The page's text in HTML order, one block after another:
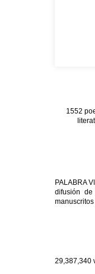
1552
PALABRA
difusión
29,387,340